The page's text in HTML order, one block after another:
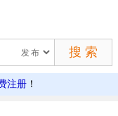
注册 ！